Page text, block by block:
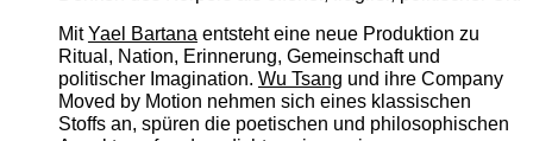
MitYael Bartanaentsteht eine neue Produktion zu
Ritual, Nation, Erinnerung, Gemeinschaft und
politischer Imagination. Wu Tsang und ihre Company
Moved by Motion nehmen sich eines klassischen
Stoffs an, spüren die poetischen und philosophischen